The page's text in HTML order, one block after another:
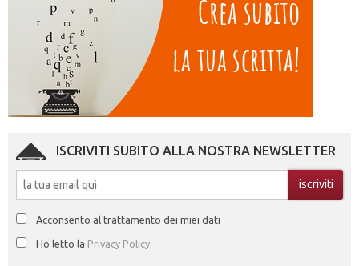
ISCRIVITI SUBITO ALLA NOSTRA NEWSLETTER
Acconsento al trattamento dei miei dati
Ho letto la Privacy Policy